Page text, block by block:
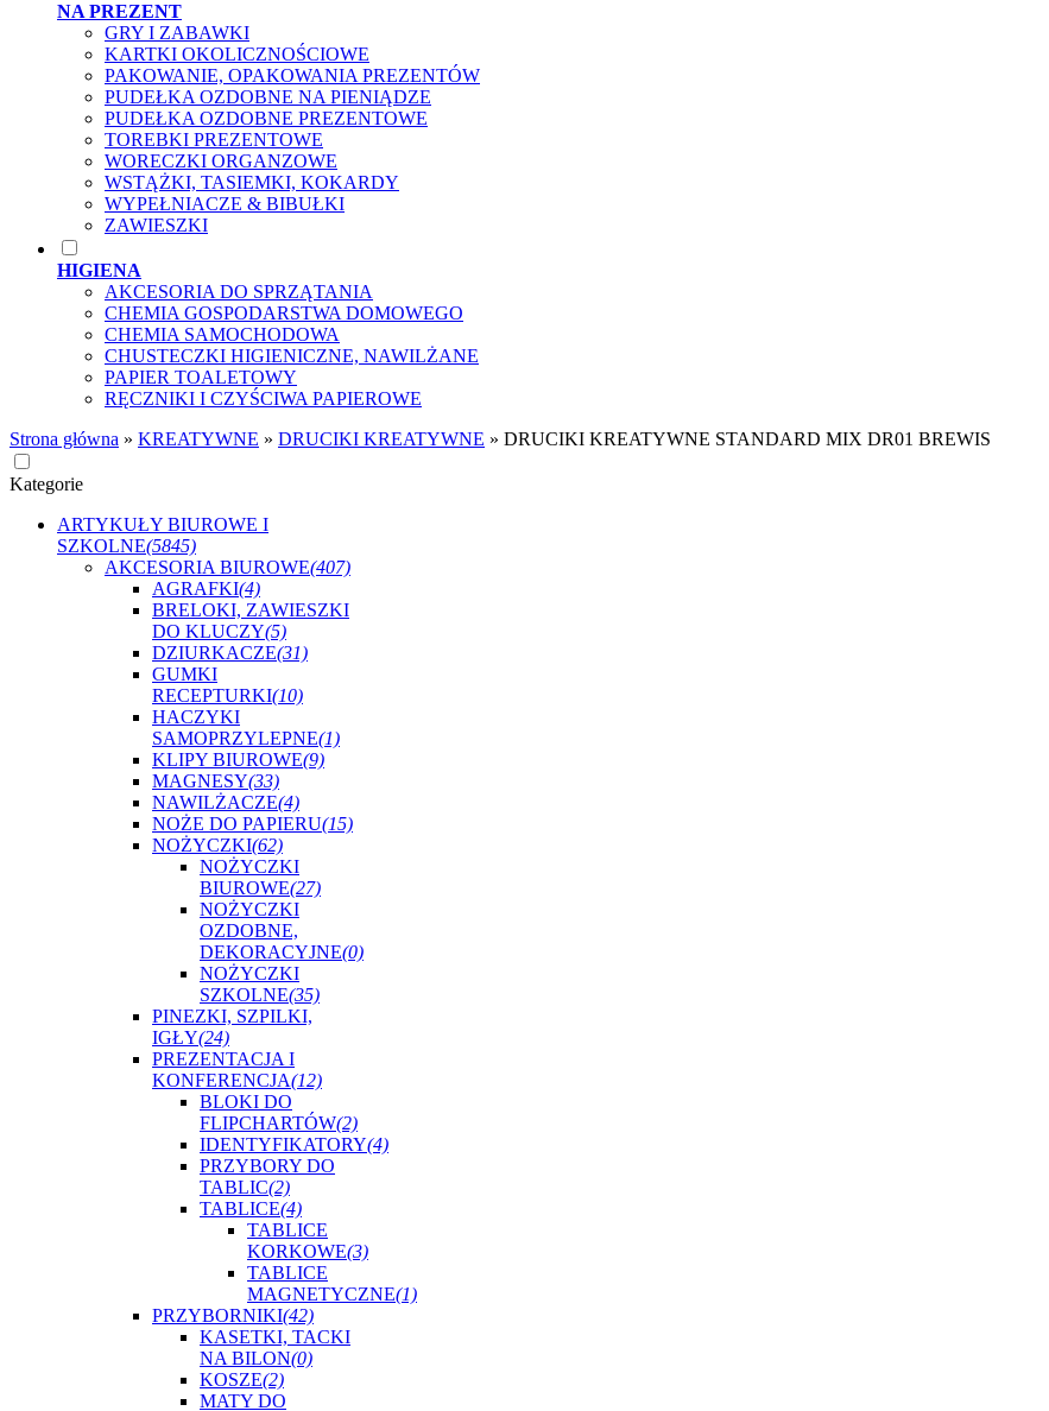
NA PREZENT
GRY I ZABAWKI
KARTKI OKOLICZNOŚCIOWE
PAKOWANIE, OPAKOWANIA PREZENTÓW
PUDEŁKA OZDOBNE NA PIENIĄDZE
PUDEŁKA OZDOBNE PREZENTOWE
TOREBKI PREZENTOWE
WORECZKI ORGANZOWE
WSTĄŻKI, TASIEMKI, KOKARDY
WYPEŁNIACZE & BIBUŁKI
ZAWIESZKI
HIGIENA
AKCESORIA DO SPRZĄTANIA
CHEMIA GOSPODARSTWA DOMOWEGO
CHEMIA SAMOCHODOWA
CHUSTECZKI HIGIENICZNE, NAWILŻANE
PAPIER TOALETOWY
RĘCZNIKI I CZYŚCIWA PAPIEROWE
Strona główna » KREATYWNE » DRUCIKI KREATYWNE » DRUCIKI KREATYWNE STANDARD MIX DR01 BREWIS
Kategorie
ARTYKUŁY BIUROWE I
SZKOLNE(5845)
AKCESORIA BIUROWE(407)
AGRAFKI(4)
BRELOKI, ZAWIESZKI
DO KLUCZY(5)
DZIURKACZE(31)
GUMKI
RECEPTURKI(10)
HACZYKI
SAMOPRZYLEPNE(1)
KLIPY BIUROWE(9)
MAGNESY(33)
NAWILŻACZE(4)
NOŻE DO PAPIERU(15)
NOŻYCZKI(62)
NOŻYCZKI
BIUROWE(27)
NOŻYCZKI
OZDOBNE,
DEKORACYJNE(0)
NOŻYCZKI
SZKOLNE(35)
PINEZKI, SZPILKI,
IGŁY(24)
PREZENTACJA I
KONFERENCJA(12)
BLOKI DO
FLIPCHARTÓW(2)
IDENTYFIKATORY(4)
PRZYBORY DO
TABLIC(2)
TABLICE(4)
TABLICE
KORKOWE(3)
TABLICE
MAGNETYCZNE(1)
PRZYBORNIKI(42)
KASETKI, TACKI
NA BILON(0)
KOSZE(2)
MATY DO